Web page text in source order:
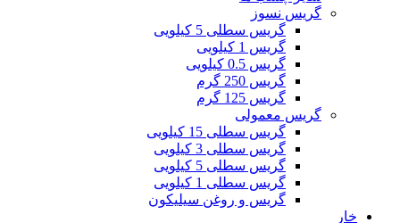
گریس نسوز
گریس سطلی 5 کیلویی
گریس 1 کیلویی
گریس 0.5 کیلویی
گریس 250 گرم
گریس 125 گرم
گریس معمولی
گریس سطلی 15 کیلویی
گریس سطلی 3 کیلویی
گریس سطلی 5 کیلویی
گریس سطلی 1 کیلویی
گریس و روغن سیلیکون
خار